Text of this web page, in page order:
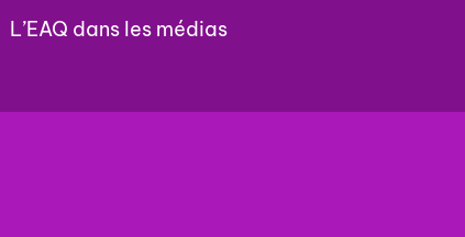
L’EAQ dans les médias